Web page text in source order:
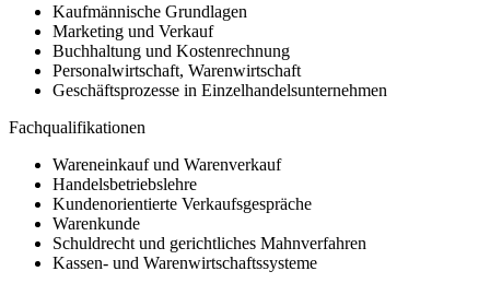
Kaufmännische Grundlagen
Marketing und Verkauf
Buchhaltung und Kostenrechnung
Personalwirtschaft, Warenwirtschaft
Geschäftsprozesse in Einzelhandelsunternehmen
Fachqualifikationen
Wareneinkauf und Warenverkauf
Handelsbetriebslehre
Kundenorientierte Verkaufsgespräche
Warenkunde
Schuldrecht und gerichtliches Mahnverfahren
Kassen- und Warenwirtschaftssysteme